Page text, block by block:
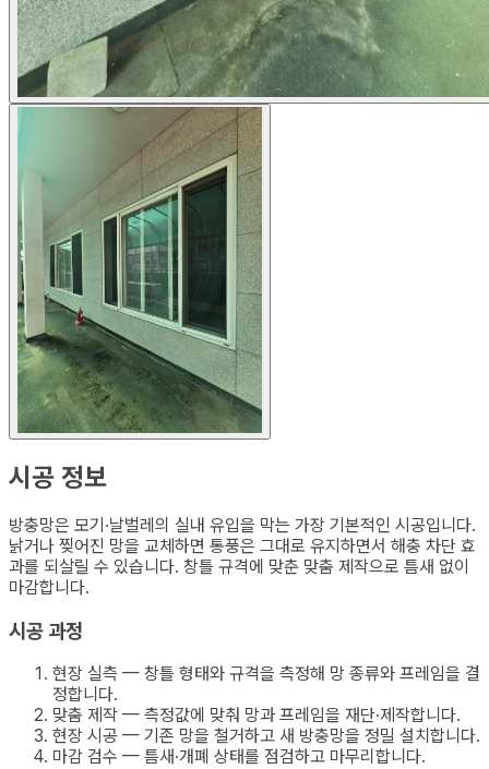
시공 정보
방충망은 모기·날벌레의 실내 유입을 막는 가장 기본적인 시공입니다.
낡거나 찢어진 망을 교체하면 통풍은 그대로 유지하면서 해충 차단 효
과를 되살릴 수 있습니다. 창틀 규격에 맞춘 맞춤 제작으로 틈새 없이
마감합니다.
시공 과정
현장 실측 — 창틀 형태와 규격을 측정해 망 종류와 프레임을 결
정합니다.
맞춤 제작 — 측정값에 맞춰 망과 프레임을 재단·제작합니다.
현장 시공 — 기존 망을 철거하고 새 방충망을 정밀 설치합니다.
마감 검수 — 틈새·개폐 상태를 점검하고 마무리합니다.